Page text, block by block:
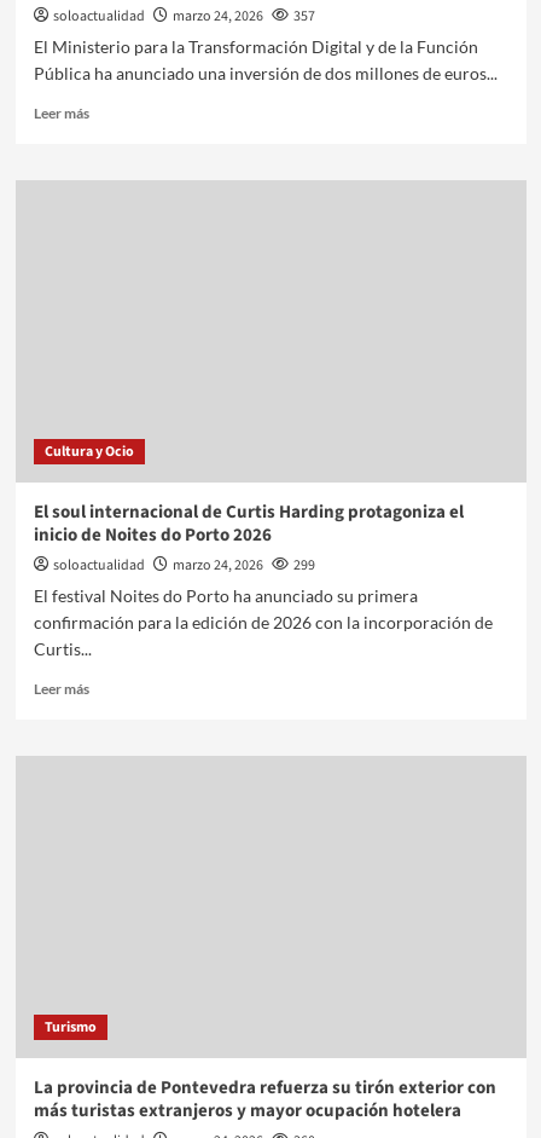
soloactualidad marzo 24, 2026
357
El Ministerio para la Transformación Digital y de la Función
Pública ha anunciado una inversión de dos millones de euros...
Leer más
Cultura y Ocio
El soul internacional de Curtis Harding protagoniza el
inicio de Noites do Porto 2026
soloactualidad marzo 24, 2026
299
El festival Noites do Porto ha anunciado su primera
confirmación para la edición de 2026 con la incorporación de
Curtis...
Leer más
Turismo
La provincia de Pontevedra refuerza su tirón exterior con
más turistas extranjeros y mayor ocupación hotelera